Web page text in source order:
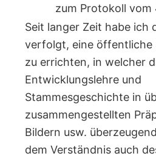
zum Protokoll vom
Seit langer Zeit habe ich
verfolgt, eine öffentliche
zu errichten, in welcher
Entwicklungslehre und
Stammesgeschichte in
zusammengestellten
Bildern usw.
dem Verständnis auch